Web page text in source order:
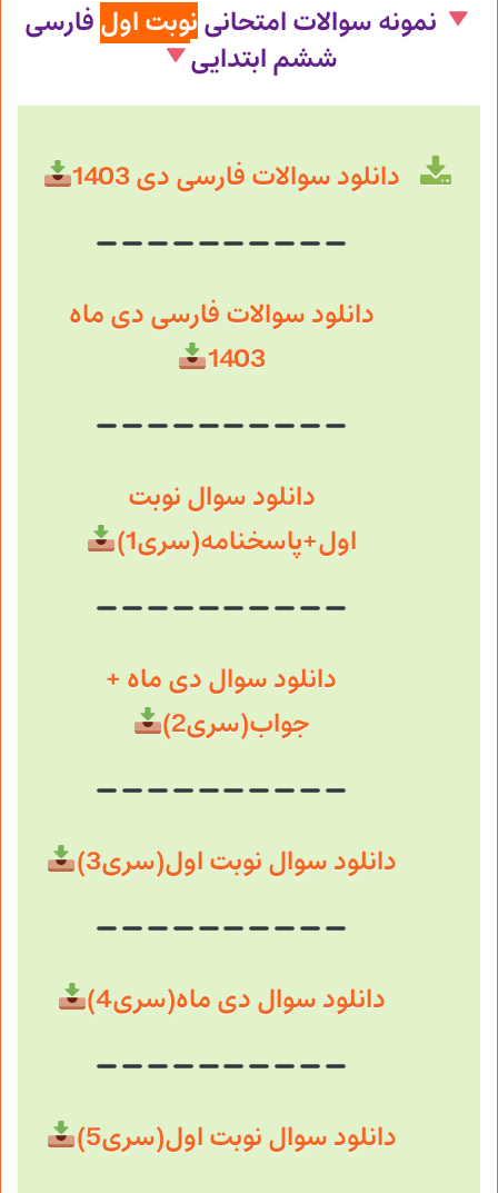
نمونه سوالات امتحانینوبت اولفارسی
ششم ابتدایی
دانلود سوالات فارسی دی 1403
دانلود سوالات فارسی دی ماه
1403
دانلود سوال نوبت
اول+پاسخنامه(سری1)
دانلود سوال دی ماه +
جواب(سری2)
دانلود سوال نوبت اول(سری3)
دانلود سوال دی ماه(سری4)
دانلود سوال نوبت اول(سری5)